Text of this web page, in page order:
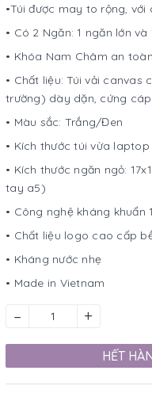
•Túi được may to rộng,
• Có 2 Ngăn: 1 ngăn lớn và
• Khóa Nam Châm an
• Chất liệu: Túi vải
trường) dày dặn, cứng cáp.
• Màu sắc: Trắng/Đen
• Kích thước túi vừa laptop
• Kích thước ngăn ngỏ:
tay a5)
• Công nghệ kháng khuẩn
• Chất liệu logo cao cấp
• Kháng nước nhẹ
• Made in Vietnam
– +
HẾT